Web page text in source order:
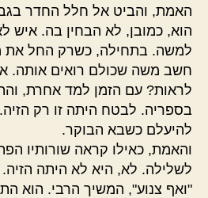
האמת, והביט אל חלל החדר
הוא, כמובן, לא הבחין בה.
למשה. בתחילה, כשרק החל את
חשב משה שכולם רואים אותה.
לראות? עם הזמן למד אחרת,
בספריה. לבטח היתה זו רק
להיעלם כשבא הבוקר.
והאמת, כאילו קראה שורותיו
לשלילה. לא, היא לא היתה
"ואף צנוע", המשיך הרבי. הוא